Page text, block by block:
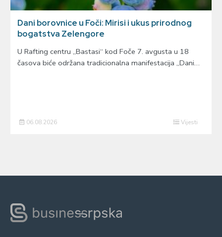
Dani borovnice u Foči: Mirisi i ukus prirodnog
bogatstva Zelengore
U Rafting centru „Bastasi“ kod Foče 7. avgusta u 18
časova biće održana tradicionalna manifestacija „Dani…
06.08.2026 Vijesti